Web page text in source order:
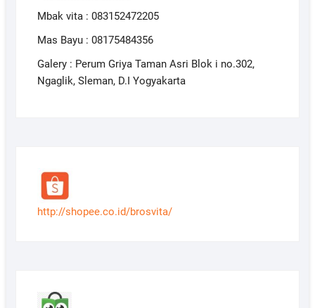
Mbak vita : 083152472205
Mas Bayu : 08175484356
Galery : Perum Griya Taman Asri Blok i no.302,
Ngaglik, Sleman, D.I Yogyakarta
http://shopee.co.id/brosvita/